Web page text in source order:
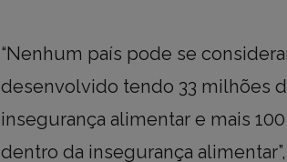
“Nenhum país pode se
desenvolvido tendo 33 milhões
insegurança alimentar e mais
dentro da insegurança